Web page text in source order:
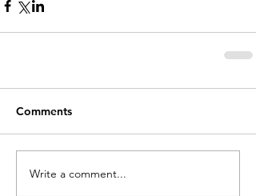
Comments
Write a comment...